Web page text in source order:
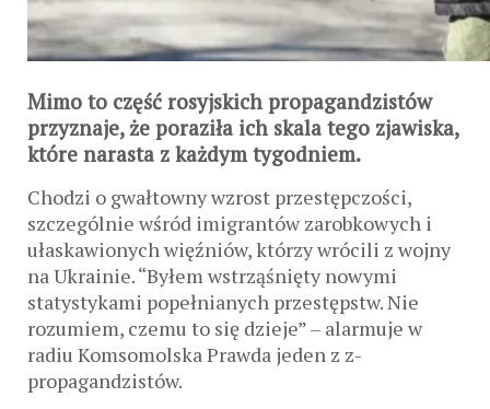
Mimo to część rosyjskich propagandzistów
przyznaje, że poraziła ich skala tego zjawiska,
które narasta z każdym tygodniem.
Chodzi o gwałtowny wzrost przestępczości,
szczególnie wśród imigrantów zarobkowych i
ułaskawionych więźniów, którzy wrócili z wojny
na Ukrainie. “Byłem wstrząśnięty nowymi
statystykami popełnianych przestępstw. Nie
rozumiem, czemu to się dzieje” – alarmuje w
radiu Komsomolska Prawda jeden z z-
propagandzistów.